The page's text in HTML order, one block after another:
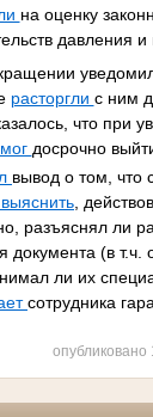
на оценку
давления и
расторгли с ним
что при
досрочно
вывод о том, что
,
разъяснял ли
документа (в т.ч.
ли их
сотрудника